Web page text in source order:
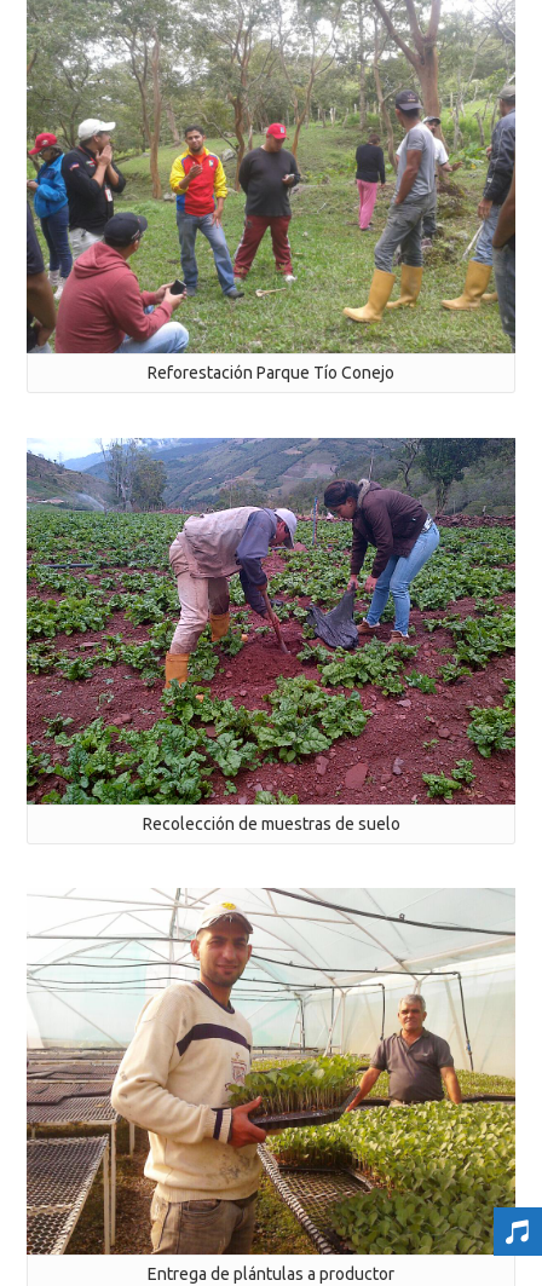
Reforestación Parque Tío Conejo
Recolección de muestras de suelo
Entrega de plántulas a productor